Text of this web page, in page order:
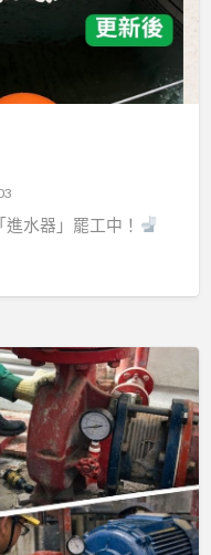
水器」罷工中！